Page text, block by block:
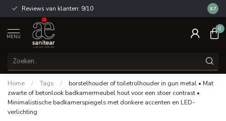
Reviews van klanten: 9/10 14
8.7
MENU
0
Home / Tags /
borstelhouder of toiletrolhouder in gun metal • Mat
zwarte of betonlook badkamermeubel hout voor een stoer contrast •
Minimalistische badkamerspiegels met donkere accenten en LED-
verlichting